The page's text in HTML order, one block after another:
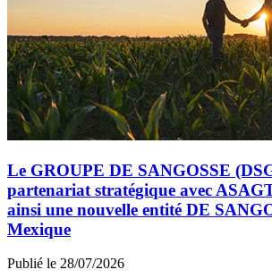
Le GROUPE DE SANGOSSE
partenariat stratégique avec
ainsi une nouvelle entité DE
Mexique
Publié le 28/07/2026